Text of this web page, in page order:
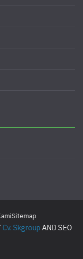
Sitemap
Cv. SkgroupAND SEO